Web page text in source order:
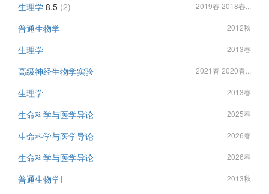
生理学 8.5 (2) 2019春 2018春...
普通生物学 2012秋
生理学 2013春
高级神经生物学实验 2021春 2020春...
生理学 2013春
生命科学与医学导论 2025春
生命科学与医学导论 2026春
生命科学与医学导论 2026春
普通生物学I 2013秋